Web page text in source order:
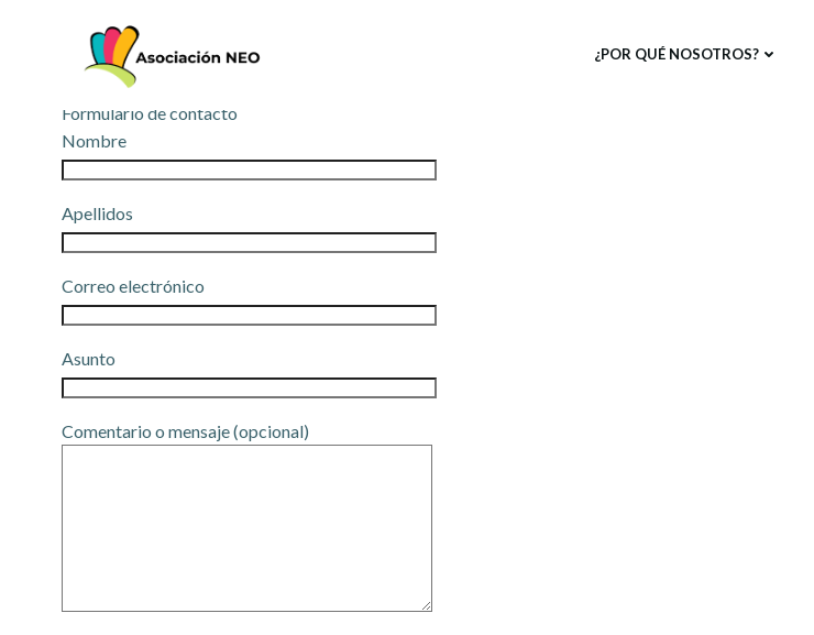
¿POR QUÉ NOSOTROS?
Formulario de contacto
Nombre
Apellidos
Correo electrónico
Asunto
Comentario o mensaje (opcional)